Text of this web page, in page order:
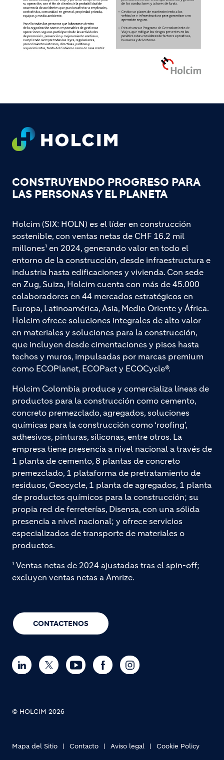
Footer
CONSTRUYENDO PROGRESO PARA
LAS PERSONAS Y EL PLANETA
CONTACTENOS
Holcim (SIX: HOLN) es el líder en construcción
sostenible, con ventas netas de CHF 16.2 mil
millones¹ en 2024, generando valor en todo el
entorno de la construcción, desde infraestructura e
industria hasta edificaciones y vivienda. Con sede
en Zug, Suiza, Holcim cuenta con más de 45.000
colaboradores en 44 mercados estratégicos en
Europa, Latinoamérica, Asia, Medio Oriente y África.
Holcim ofrece soluciones integrales de alto valor
en materiales y soluciones para la construcción,
que incluyen desde cimentaciones y pisos hasta
techos y muros, impulsadas por marcas premium
como ECOPlanet, ECOPact y ECOCycle®.
Holcim Colombia produce y comercializa líneas de
productos para la construcción como cemento,
concreto premezclado, agregados, soluciones
químicas para la construcción como ‘roofing’,
adhesivos, pinturas, siliconas, entre otros. La
empresa tiene presencia a nivel nacional a través de
1 planta de cemento, 8 plantas de concreto
premezclado, 1 plataforma de pretratamiento de
residuos, Geocycle, 1 planta de agregados, 1 planta
de productos químicos para la construcción; su
propia red de ferreterías, Disensa, con una sólida
presencia a nivel nacional; y ofrece servicios
especializados de transporte de materiales o
productos.
¹ Ventas netas de 2024 ajustadas tras el spin-off;
excluyen ventas netas a Amrize.
© HOLCIM 2026
Mapa del Sitio Contacto Aviso legal Cookie Policy